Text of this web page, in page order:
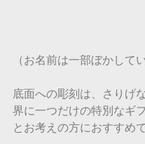
（お名前は一部ぼかして
底面への彫刻は、さりげ
界に一つだけの特別なギ
とお考えの方におすすめで